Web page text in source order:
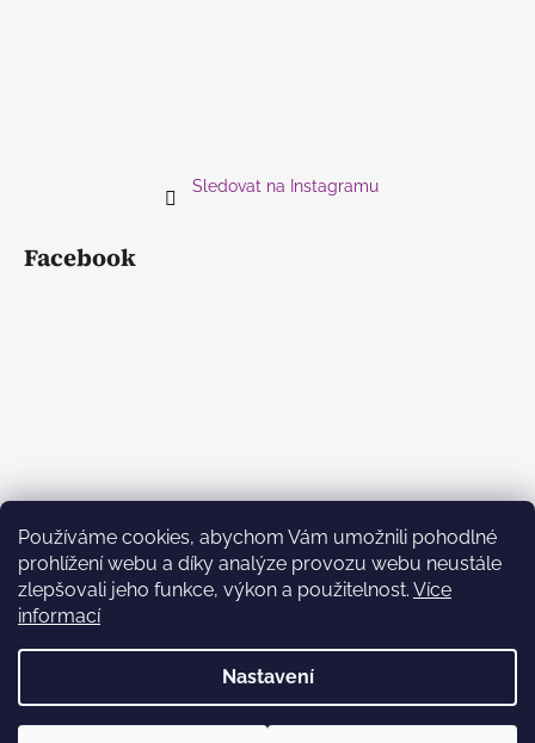
Používáme cookies, abychom Vám umožnili pohodlné
prohlížení webu a díky analýze provozu webu neustále
zlepšovali jeho funkce, výkon a použitelnost. Více
informací
Nastavení
Sledovat na Instagramu
Facebook
Copyright 2026L.M. DEKOR dekorace. Všechna práva